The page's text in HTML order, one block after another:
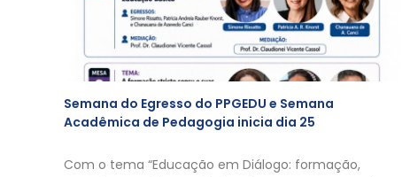
Semana do Egresso do PPGEDU e Semana
Acadêmica de Pedagogia inicia dia 25
Com o tema “Educação em Diálogo: formação,